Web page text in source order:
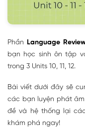
Phần Language
bạn học sinh ôn tập
trong 3 Units 10, 11, 12.
Bài viết dưới đây sẽ
các bạn luyện phát
đề và hệ thống lại
khám phá ngay!